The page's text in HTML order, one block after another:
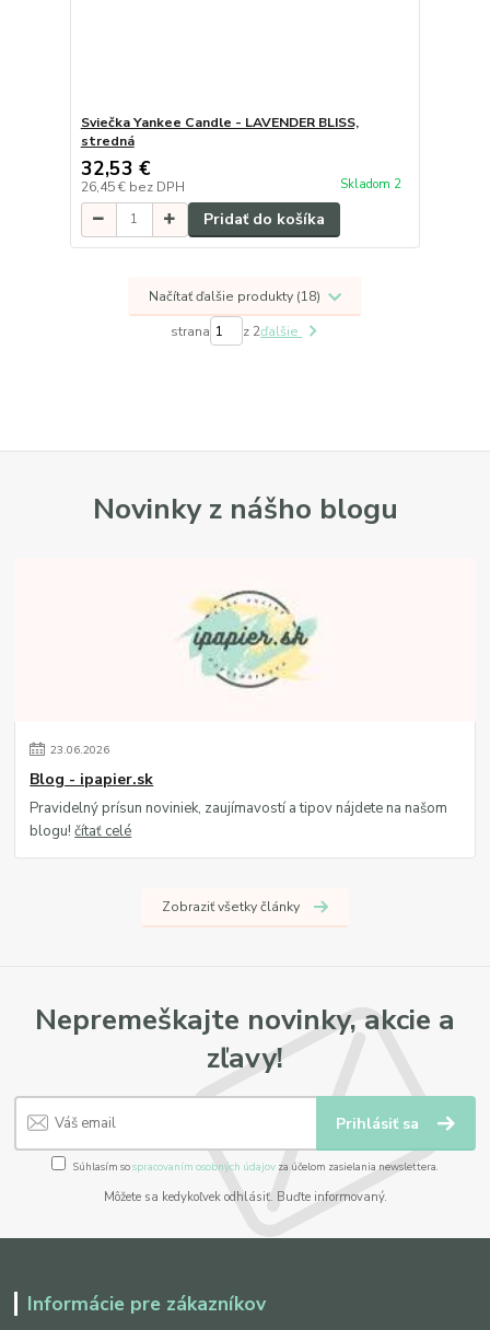
Sviečka Yankee Candle - LAVENDER BLISS,
stredná
32,53 €
26,45 € bez DPH Skladom 2
Pridať do košíka
Načítať ďalšie produkty (18)
strana z 2ďalšie
Novinky z nášho blogu
23.06.2026
Blog - ipapier.sk
Pravidelný prísun noviniek, zaujímavostí a tipov nájdete na našom
blogu!čítať celé
Zobraziť všetky články
Nepremeškajte novinky, akcie a
zľavy!
Prihlásiť sa
Súhlasím sospracovaním osobných údajov za účelom zasielania newslettera.
Môžete sa kedykoľvek odhlásiť. Buďte informovaný.
Informácie pre zákazníkov